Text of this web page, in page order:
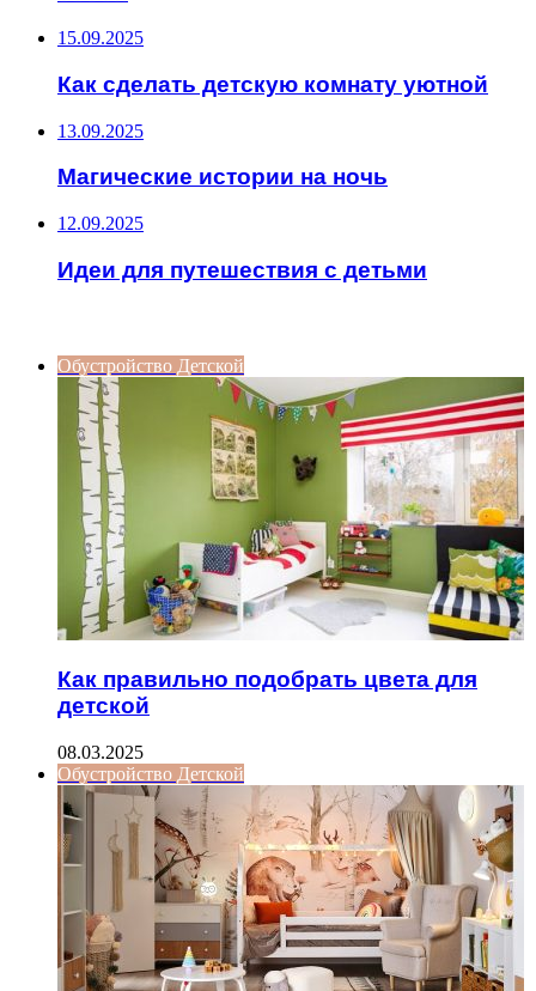
15.09.2025
Как сделать детскую комнату уютной
13.09.2025
Магические истории на ночь
12.09.2025
Идеи для путешествия с детьми
Обустройство Детской
Как правильно подобрать цвета для
детской
08.03.2025
Обустройство Детской